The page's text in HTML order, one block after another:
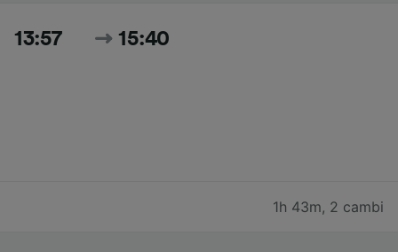
13:57 15:40
1h 43m, 2 cambi